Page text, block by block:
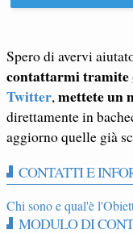
Spero di avervi
contattarmi tramite
Twitter, mettete un
direttamente in
aggiorno quelle già
CONTATTI E
Chi sono e qual'è
MODULO DI